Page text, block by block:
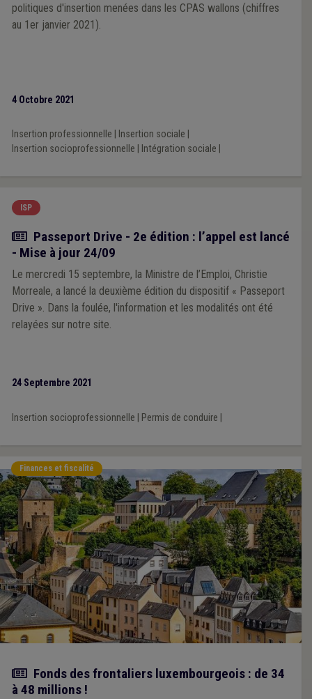
politiques d'insertion menées dans les CPAS wallons (chiffres
au 1er janvier 2021).
4 Octobre 2021
Insertion professionnelle Insertion sociale
Insertion socioprofessionnelle
Intégration sociale
ISP
Actualité
Passeport Drive - 2e édition : l’appel est lancé
- Mise à jour 24/09
Le mercredi 15 septembre, la Ministre de l’Emploi, Christie
Morreale, a lancé la deuxième édition du dispositif « Passeport
Drive ». Dans la foulée, l'information et les modalités ont été
relayées sur notre site.
24 Septembre 2021
Insertion socioprofessionnelle Permis de conduire
Finances et fiscalité
Actualité
Fonds des frontaliers luxembourgeois : de 34
à 48 millions !